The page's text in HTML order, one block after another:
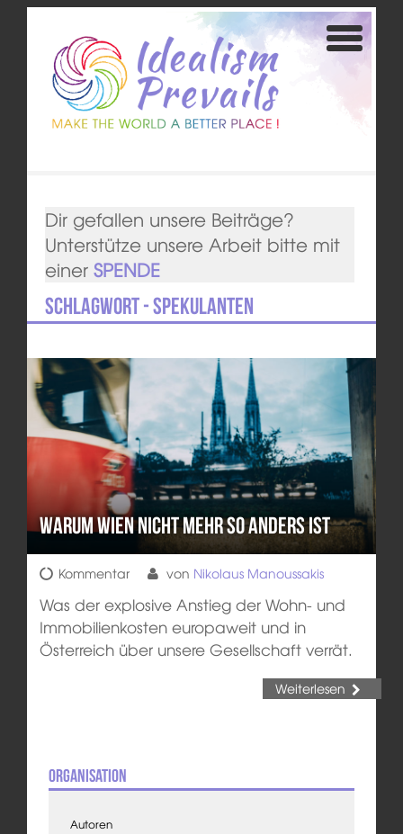
Dir gefallen unsere Beiträge?
Unterstütze unsere Arbeit bitte mit
einer SPENDE
Schlagwort - Spekulanten
Warum Wien nicht mehr so anders ist
Kommentar von Nikolaus Manoussakis
Was der explosive Anstieg der Wohn- und
Immobilienkosten europaweit und in
Österreich über unsere Gesellschaft verrät.
Weiterlesen
Organisation
Autoren